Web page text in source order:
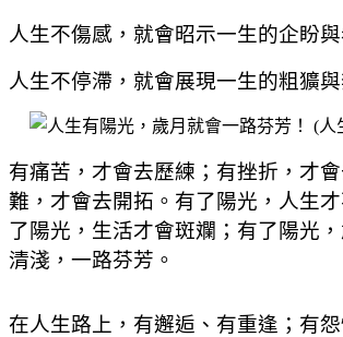
人生不傷感，就會昭示一生的企盼與
人生不停滯，就會展現一生的粗獷與
有痛苦，才會去歷練；有挫折，才
難，才會去開拓。有了陽光，人生
了陽光，生活才會斑斕；有了陽光
清淺，一路芬芳。
在人生路上，有邂逅、有重逢；有怨